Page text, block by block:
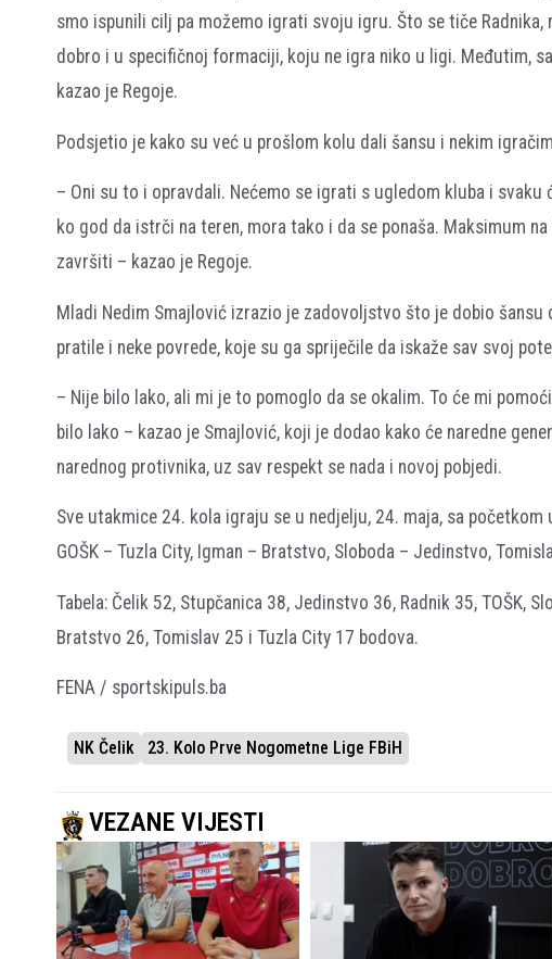
smo ispunili cilj pa možemo igrati svoju igru. Što se tiče
dobro i u specifičnoj formaciji, koju ne igra niko u ligi. Međutim,
kazao je Regoje.
Podsjetio je kako su već u prošlom kolu dali šansu i nekim
– Oni su to i opravdali. Nećemo se igrati s ugledom kluba i
ko god da istrči na teren, mora tako i da se ponaša. Maksimum
završiti – kazao je Regoje.
Mladi Nedim Smajlović izrazio je zadovoljstvo što je dobio
pratile i neke povrede, koje su ga spriječile da iskaže sav svoj
– Nije bilo lako, ali mi je to pomoglo da se okalim. To će mi
bilo lako – kazao je Smajlović, koji je dodao kako će naredne
narednog protivnika, uz sav respekt se nada i novoj pobjedi.
Sve utakmice 24. kola igraju se u nedjelju, 24. maja, sa
GOŠK – Tuzla City, Igman – Bratstvo, Sloboda – Jedinstvo,
Tabela: Čelik 52, Stupčanica 38, Jedinstvo 36, Radnik 35, TOŠK,
Bratstvo 26, Tomislav 25 i Tuzla City 17 bodova.
FENA / sportskipuls.ba
NK Čelik 23. Kolo Prve Nogometne Lige FBiH
VEZANE VIJESTI